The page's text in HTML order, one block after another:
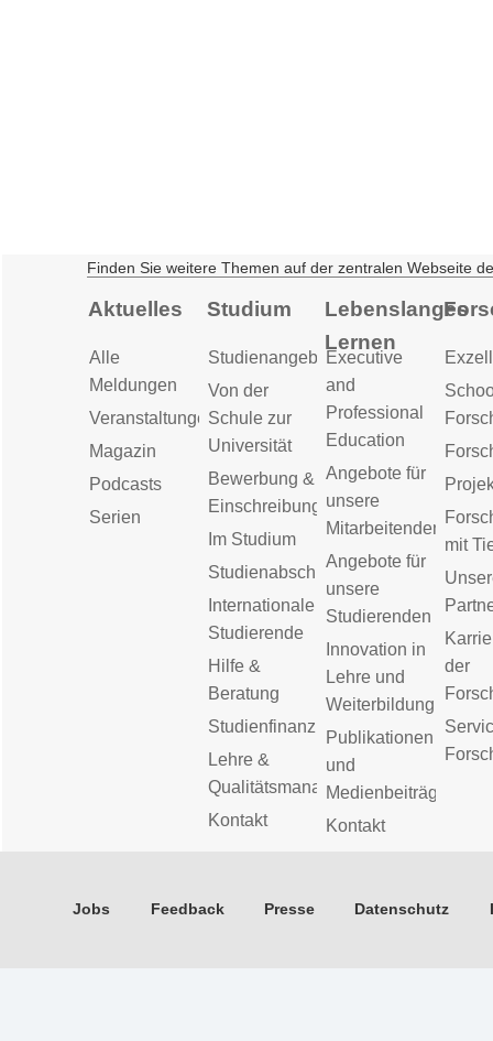
Finden Sie weitere Themen auf der zentralen Webseite
Aktuelles
Alle
Meldungen
Veranstaltungen
Magazin
Podcasts
Serien
Studium
Studienangebot
Von der
Schule zur
Universität
Bewerbung &
Einschreibung
Im Studium
Studienabschluss
Internationale
Studierende
Hilfe &
Beratung
Studienfinanzierung
Lehre &
Qualitätsmanagement
Kontakt
Lebenslanges
Lernen
Executive
and
Professional
Education
Angebote für
unsere
Mitarbeitenden
Angebote für
unsere
Studierenden
Innovation in
Lehre und
Weiterbildung
Publikationen
und
Medienbeiträge
Kontakt
mit
der
Jobs Feedback Presse Datenschutz